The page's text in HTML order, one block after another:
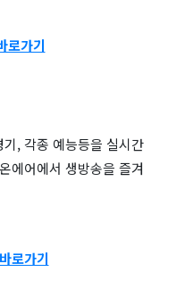
로가기
, 각종 예능등을 실시간
에어에서 생방송을 즐겨
로가기